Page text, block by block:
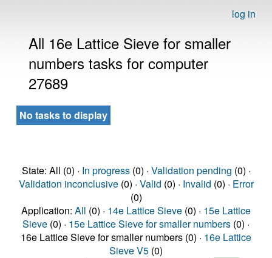
log in
All 16e Lattice Sieve for smaller
numbers tasks for computer
27689
No tasks to display
State: All (0) · In progress(0) · Validation pending (0) ·
Validation inconclusive(0) · Valid (0) · Invalid (0) · Error
(0)
Application: All (0) · 14e Lattice Sieve (0) · 15e Lattice
Sieve (0) · 15e Lattice Sieve for smaller numbers (0) ·
16e Lattice Sieve for smaller numbers (0) · 16e Lattice
Sieve V5 (0)